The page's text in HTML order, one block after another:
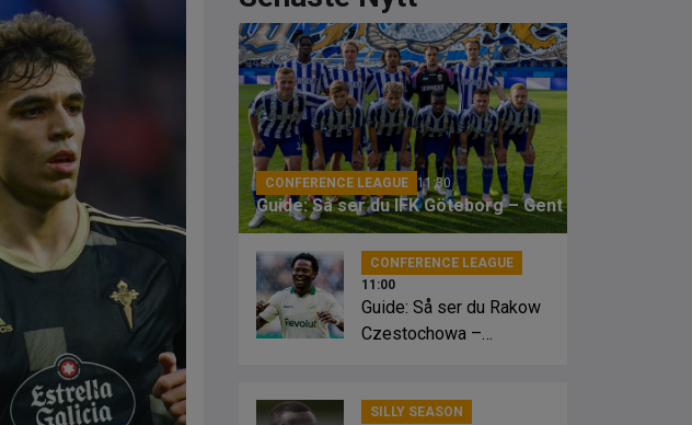
CONFERENCE LEAGUE 11:30
Guide: Så ser du IFK Göteborg – Gent
CONFERENCE LEAGUE
11:00
Guide: Så ser du Rakow
Czestochowa –
SILLY SEASON